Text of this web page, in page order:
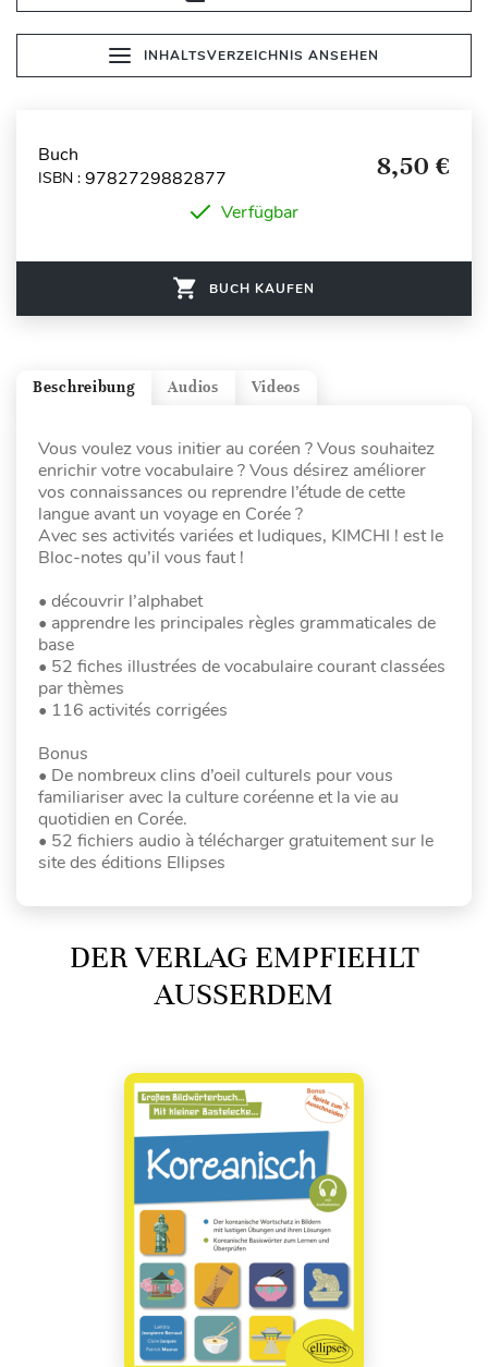
INHALTSVERZEICHNIS ANSEHEN
Buch
ISBN : 9782729882877 8,50 €
Verfügbar
BUCH KAUFEN
Videos
Audios
Beschreibung
Vous voulez vous initier au coréen ? Vous souhaitez
enrichir votre vocabulaire ? Vous désirez améliorer
vos connaissances ou reprendre l’étude de cette
langue avant un voyage en Corée ?
Avec ses activités variées et ludiques, KIMCHI ! est le
Bloc-notes qu’il vous faut !
• découvrir l’alphabet
• apprendre les principales règles grammaticales de
base
• 52 fiches illustrées de vocabulaire courant classées
par thèmes
• 116 activités corrigées
Bonus
• De nombreux clins d’oeil culturels pour vous
familiariser avec la culture coréenne et la vie au
quotidien en Corée.
• 52 fichiers audio à télécharger gratuitement sur le
site des éditions Ellipses
DER VERLAG EMPFIEHLT
AUSSERDEM